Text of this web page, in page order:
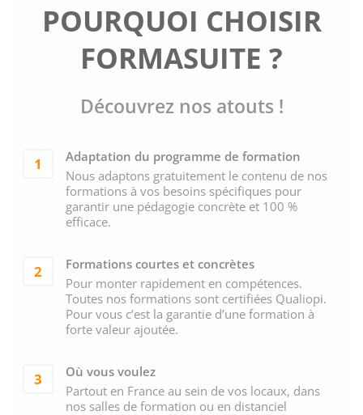
POURQUOI CHOISIR
FORMASUITE ?
Découvrez nos atouts !
1
Adaptation du programme de formation
Nous adaptons gratuitement le contenu de nos
formations à vos besoins spécifiques pour
garantir une pédagogie concrète et 100 %
efficace.
2
Formations courtes et concrètes
Pour monter rapidement en compétences.
Toutes nos formations sont certifiées Qualiopi.
Pour vous c’est la garantie d’une formation à
forte valeur ajoutée.
3
Où vous voulez
Partout en France au sein de vos locaux, dans
nos salles de formation ou en distanciel